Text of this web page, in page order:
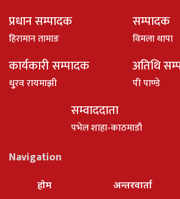
प्रधान सम्पादक
हिरामान तामाङ
सम्पादक
विमला थापा
कार्यकारी सम्पादक
धु्रव रायमाझी
अतिथि
पी पाण्डे
सम्वाददाता
पभेल शाहा-काठमाडौ
Navigation
होम
अन्तरवार्ता